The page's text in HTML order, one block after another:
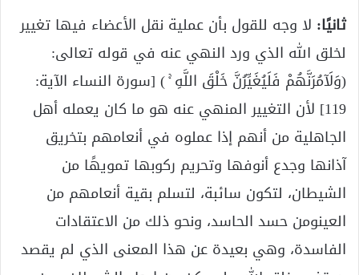
ثانيًا: لا وجه للقول بأن عملية نقل الأعضاء فيها تغيير
لخلق الله الذي ورد النهي عنه في قوله تعالى:
(وَلَآمُرَنَّهُمْ فَلَيُغَيِّرُنَّ خَلْقَ اللَّهِ ۚ ) [سورة النساء الآية:
119] لأن التغيير المنهي عنه هو ما كان يعمله أهل
الجاهلية من أنهم إذا عملوه في أنعامهم بتخريق
آذانها وجدع أنوفها وتحريم ركوبها تمويهًا من
الشيطان، لتكون سائبة، لتسلم بقية أنعامهم من
العينومن حسد الحاسد، ونحو ذلك من الاعتقادات
الفاسدة، وهي بعيدة عن هذا المعنى الذي لم يقصد